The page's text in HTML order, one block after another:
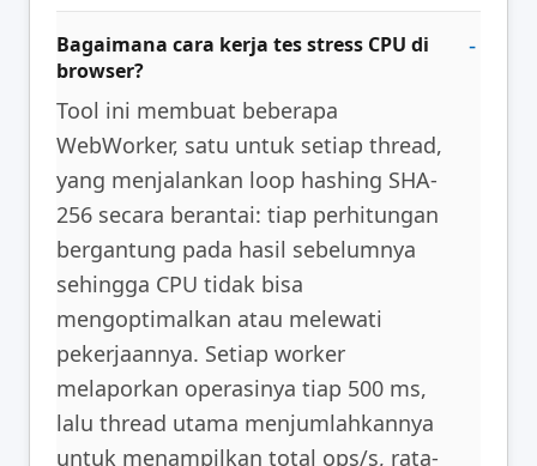
Bagaimana cara kerja tes stress CPU di
browser?
Tool ini membuat beberapa
WebWorker, satu untuk setiap thread,
yang menjalankan loop hashing SHA-
256 secara berantai: tiap perhitungan
bergantung pada hasil sebelumnya
sehingga CPU tidak bisa
mengoptimalkan atau melewati
pekerjaannya. Setiap worker
melaporkan operasinya tiap 500 ms,
lalu thread utama menjumlahkannya
untuk menampilkan total ops/s, rata-